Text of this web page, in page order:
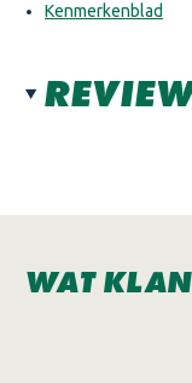
Kenmerkenblad
WAT